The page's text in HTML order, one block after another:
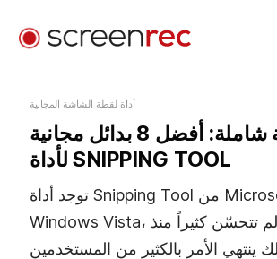
تسجيل الدخول
أداة لقطة الشاشة المجانية
مراجعة شاملة: أفضل 8 بدائل مجانية
لأداة SNIPPING TOOL
توجد أداة Snipping Tool من Microsoft منذ زمن
Windows Vista، لكن للأسف لم تتحسّن كثيراً منذ
ينتهي الأمر بالكثير من المستخدمين